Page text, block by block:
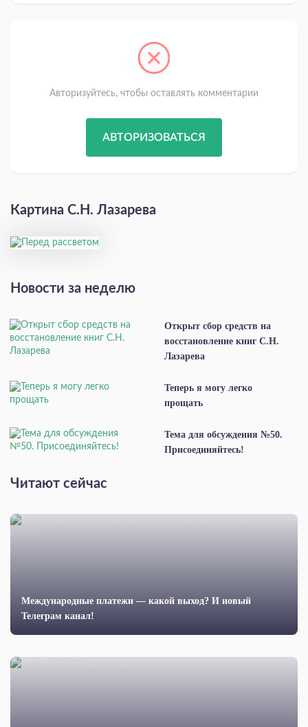
Авторизуйтесь, чтобы оставлять комментарии
АВТОРИЗОВАТЬСЯ
Картина С.Н. Лазарева
Новости за неделю
Открыт сбор средств на
восстановление книг С.Н.
Лазарева
Теперь я могу легко
прощать
Тема для обсуждения №50.
Присоединяйтесь!
Читают сейчас
Международные платежи — какой выход? И новый
Телеграм канал!